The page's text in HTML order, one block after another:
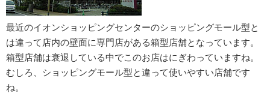
最近のイオンショッピングセンターのショッピングモール型と
は違って店内の壁面に専門店がある箱型店舗となっています。
箱型店舗は衰退している中でこのお店はにぎわっていますね。
むしろ、ショッピングモール型と違って使いやすい店舗です
ね。